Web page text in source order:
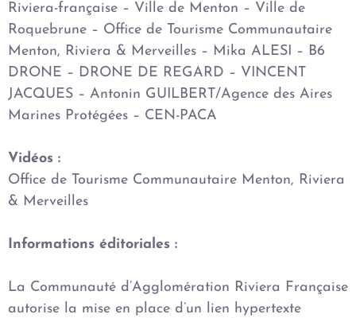
Riviera-française – Ville de Menton – Ville de
Roquebrune – Office de Tourisme Communautaire
Menton, Riviera & Merveilles – Mika ALESI – B6
DRONE – DRONE DE REGARD – VINCENT
JACQUES – Antonin GUILBERT/Agence des Aires
Marines Protégées – CEN-PACA
Vidéos :
Office de Tourisme Communautaire Menton, Riviera
& Merveilles
Informations éditoriales :
La Communauté d’Agglomération Riviera Française
autorise la mise en place d’un lien hypertexte